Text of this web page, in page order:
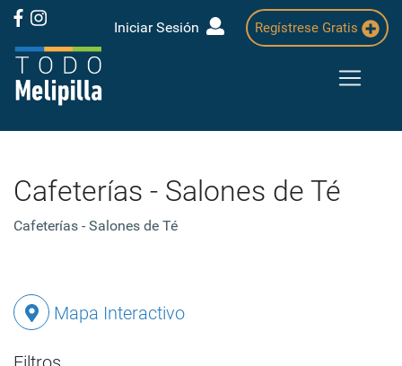
Iniciar Sesión Regístrese Gratis
Cafeterías - Salones de Té
Cafeterías - Salones de Té
Mapa Interactivo